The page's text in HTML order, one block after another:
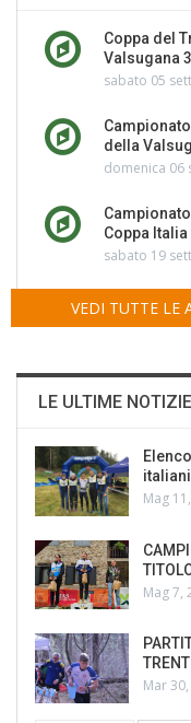
Coppa del
Valsugana
sabato 05
della
domenica 06
Campionato
Coppa
sabato 19
VEDI TUTTE LE
LE ULTIME NOTIZIE
italiani
Mag
Mag 7,
Mar